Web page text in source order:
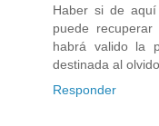
Haber si de
puede
habrá valido la
destinada al
Responder